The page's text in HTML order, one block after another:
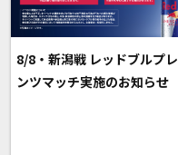
8/8・新潟戦 レッドブルプ
ンツマッチ実施のお知らせ